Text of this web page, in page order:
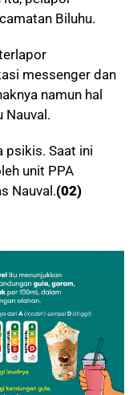
Biluhu.
messenger dan
namun hal
Nauval.
psikis. Saat ini
unit PPA
Nauval.(02)